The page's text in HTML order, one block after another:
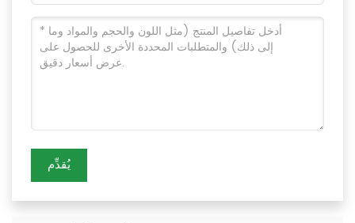
يُقدِّم